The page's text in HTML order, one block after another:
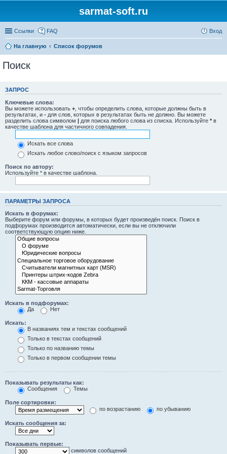
sarmat-soft.ru
Ссылки FAQ Вход
На главную Список форумов
Поиск
ЗАПРОС
Ключевые слова:
Вы можете использовать + , чтобы определить слова, которые должны быть в
результатах, и - для слов, которых в результатах быть не должно. Вы можете
разделить слова символом | для поиска любого слова из списка. Используйте * в
качестве шаблона для частичного совпадения.
Искать все слова
Искать любое слово/поиск с языком запросов
Поиск по автору:
Используйте * в качестве шаблона.
ПАРАМЕТРЫ ЗАПРОСА
Искать в форумах:
Выберите форум или форумы, в которых будет произведён поиск. Поиск в
подфорумах производится автоматически, если вы не отключили
соответствующую опцию ниже.
Искать в подфорумах:
Да
Нет
Искать:
В названиях тем и текстах сообщений
Только в текстах сообщений
Только по названию темы
Только в первом сообщении темы
Показывать результаты как:
Сообщения
Темы
Поле сортировки:
по возрастанию
по убыванию
Искать сообщения за:
Показывать первые:
символов сообщений